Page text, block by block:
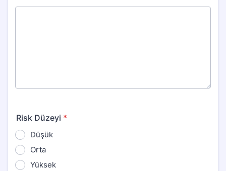
Risk Düzeyi *
Düşük
Orta
Yüksek